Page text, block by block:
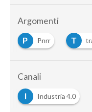
Argomenti
P
Pnrr T
Canali
I
Industria 4.0